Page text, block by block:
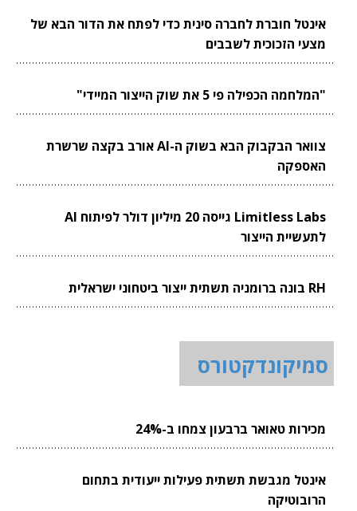
אינטל חוברת לחברה סינית כדי לפתח את הדור הבא של
מצעי הזכוכית לשבבים
"המלחמה הכפילה פי 5 את שוק הייצור המיידי"
צוואר הבקבוק הבא בשוק ה-AI אורב בקצה שרשרת
האספקה
Limitless Labs גייסה 20 מיליון דולר לפיתוח AI
לתעשיית הייצור
RH בונה ברומניה תשתית ייצור ביטחוני ישראלית
סמיקונדקטורס
מכירות טאואר ברבעון צמחו ב-24%
אינטל מגבשת תשתית פעילות ייעודית בתחום
הרובוטיקה